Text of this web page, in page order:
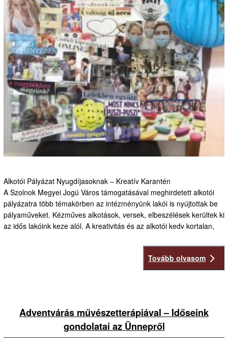
Alkotói Pályázat Nyugdíjasoknak – Kreatív Karantén
A Szolnok Megyei Jogú Város támogatásával meghirdetett alkotói
pályázatra több témakörben az intézményünk lakói is nyújtottak be
pályaműveket. Kézműves alkotások, versek, elbeszélések kerültek ki
az idős lakóink keze alól. A kreativitás és az alkotói kedv kortalan,
Tovább olvasom
Adventvárás művészetterápiával – Időseink
gondolatai az Ünnepről